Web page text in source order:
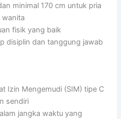
minimal 170 cm untuk pria
wanita
fisik yang baik
disiplin dan tanggung jawab
Izin Mengemudi (SIM) tipe C
sendiri
jangka waktu yang